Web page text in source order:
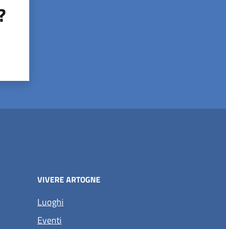
VIVERE ARTOGNE
Luoghi
Eventi